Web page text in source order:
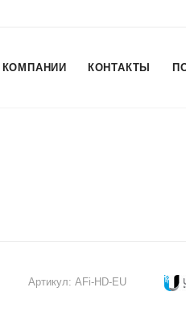
КОНТАКТЫ
Артикул: AFi-HD-EU